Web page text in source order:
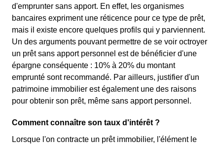
d'emprunter sans apport. En effet, les organismes
bancaires expriment une réticence pour ce type de prêt,
mais il existe encore quelques profils qui y parviennent.
Un des arguments pouvant permettre de se voir octroyer
un prêt sans apport personnel est de bénéficier d'une
épargne conséquente : 10% à 20% du montant
emprunté sont recommandé. Par ailleurs, justifier d'un
patrimoine immobilier est également une des raisons
pour obtenir son prêt, même sans apport personnel.
Comment connaître son taux d'intérêt ?
Lorsque l'on contracte un prêt immobilier, l'élément le